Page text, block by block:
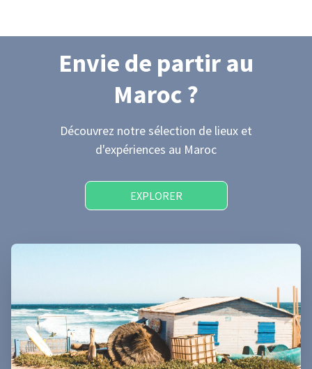
Envie de partir au
Maroc ?
Découvrez notre sélection de lieux et
d'expériences au Maroc
EXPLORER